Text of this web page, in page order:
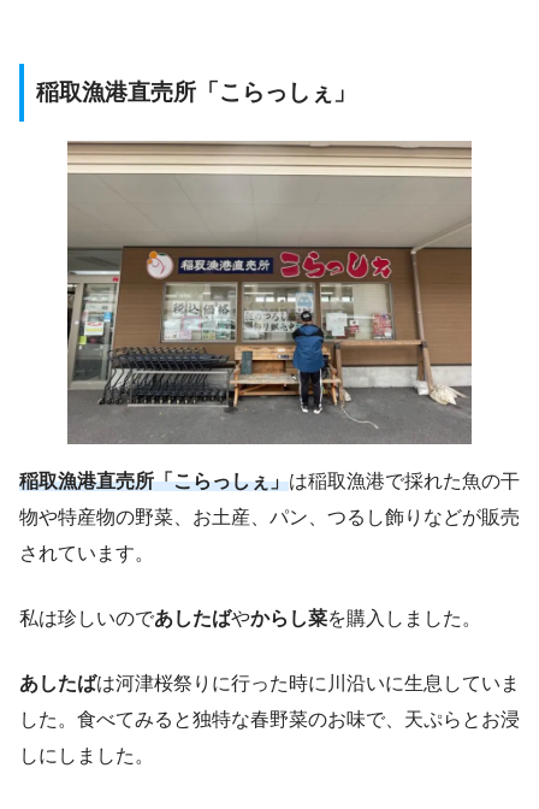
稲取漁港直売所「こらっしぇ」
稲取漁港直売所「こらっしぇ」は稲取漁港で採れた魚の干
物や特産物の野菜、お土産、パン、つるし飾りなどが販売
されています。
私は珍しいのであしたばやからし菜を購入しました。
あしたばは河津桜祭りに行った時に川沿いに生息していま
した。食べてみると独特な春野菜のお味で、天ぷらとお浸
しにしました。